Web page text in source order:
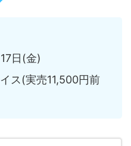
日(金)
ス(実売11,500円前